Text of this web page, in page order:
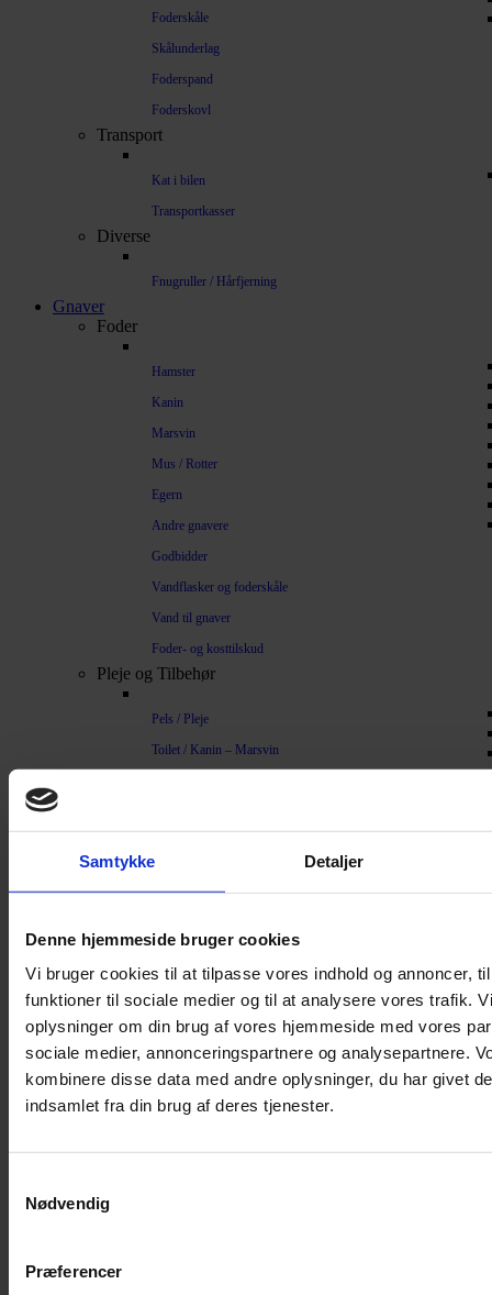
Samtykke Detaljer
Denne hjemmeside bruger cookies
Vi bruger cookies til at tilpasse vores indhold og annoncer,
funktioner til sociale medier og til at analysere vores trafik.
oplysninger om din brug af vores hjemmeside med vores
sociale medier, annonceringspartnere og analysepartnere.
kombinere disse data med andre oplysninger, du har givet
indsamlet fra din brug af deres tjenester.
Nødvendig
Præferencer
Foderskåle
Skålunderlag
Foderspand
Foderskovl
Transport
Kat i bilen
Transportkasser
Diverse
Fnugruller / Hårfjerning
Gnaver
Foder
Hamster
Kanin
Marsvin
Mus / Rotter
Egern
Andre gnavere
Godbidder
Vandflasker og foderskåle
Vand til gnaver
Foder- og kosttilskud
Pleje og Tilbehør
Pels / Pleje
Toilet / Kanin – Marsvin
Bure
Hamsterbur
Kaninbur
Rottebur
Marsvinebur
Overdækning løbegård